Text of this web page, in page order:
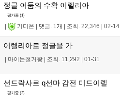
정글 어둠의 수확 이렐리아
평가중 (1)
기디온 댓글: 1개 조회: 22,346 02-14
이렐리아로 정글을 가
마이는철거왕 조회: 11,292 01-31
선드락사르 q선마 감전 미드이렐
평가중 (2)